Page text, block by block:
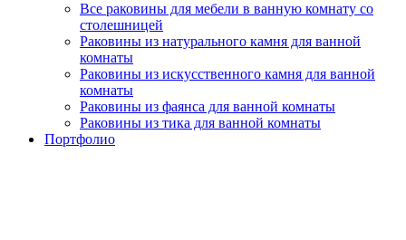
Все раковины для мебели в ванную комнату со
столешницей
Раковины из натурального камня для ванной
комнаты
Раковины из искусственного камня для ванной
комнаты
Раковины из фаянса для ванной комнаты
Раковины из тика для ванной комнаты
Портфолио